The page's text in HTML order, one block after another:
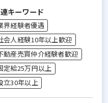
キーワード
界経験者優遇
会人経験10年以上歓迎
動産売買仲介経験者歓迎
定給25万円以上
立30年以上